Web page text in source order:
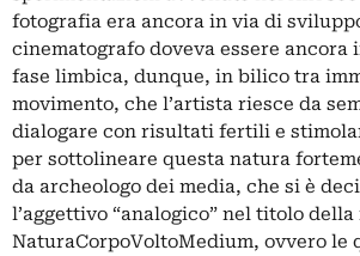
fotografia era ancora in via di
cinematografo doveva essere ancora
fase limbica, dunque, in bilico tra
movimento, che l’artista riesce da
dialogare con risultati fertili e
per sottolineare questa natura
da archeologo dei media, che si è
l’aggettivo “analogico” nel titolo della
NaturaCorpoVoltoMedium, ovvero le